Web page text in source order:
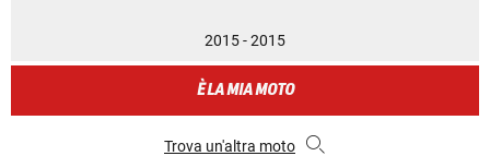
2015 - 2015
È LA MIA MOTO
Trova un'altra moto